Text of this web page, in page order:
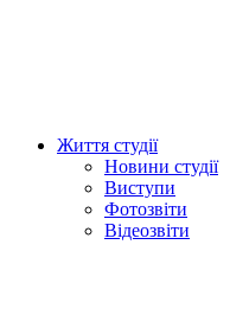
Життя студії
Новини студії
Виступи
Фотозвіти
Відеозвіти